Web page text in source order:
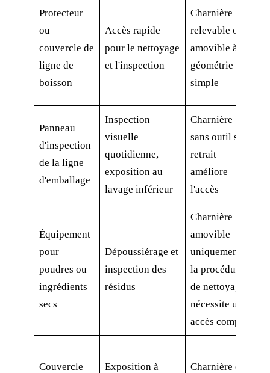
Protecteur
ou
couvercle de
ligne de
boisson
Accès rapide
pour le nettoyage
et l'inspection
Charnière
relevable ou
amovible à
géométrie
simple
Panneau
d'inspection
de la ligne
d'emballage
Inspection
visuelle
quotidienne,
exposition au
lavage inférieur
Charnière
sans outil si le
retrait
améliore
l'accès
Équipement
pour
poudres ou
ingrédients
secs
Dépoussiérage et
inspection des
résidus
Charnière
amovible
uniquement si
la procédure
de nettoyage
nécessite un
accès complet
Couvercle
Exposition à
Charnière en